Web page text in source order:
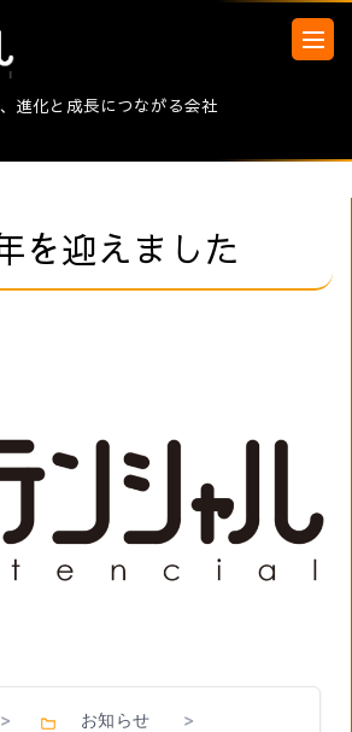
進化と成長につながる会社
を迎えました
> お知らせ >